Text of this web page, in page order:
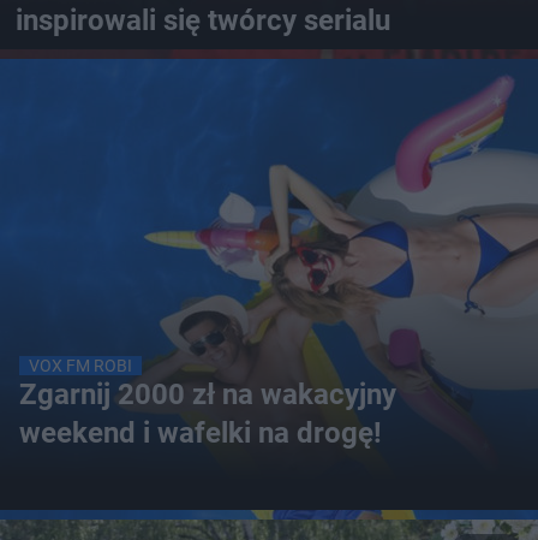
inspirowali się twórcy serialu
VOX FM ROBI
Zgarnij 2000 zł na wakacyjny
weekend i wafelki na drogę!